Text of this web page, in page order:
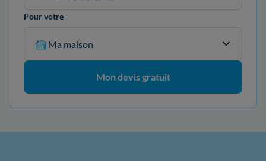
Pour votre
Ma maison
Mon devis gratuit